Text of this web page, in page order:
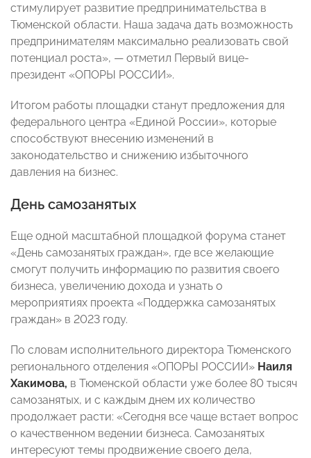
стимулирует развитие предпринимательства в
Тюменской области. Наша задача дать возможность
предпринимателям максимально реализовать свой
потенциал роста», — отметил Первый вице-
президент «ОПОРЫ РОССИИ».
Итогом работы площадки станут предложения для
федерального центра «Единой России», которые
способствуют внесению изменений в
законодательство и снижению избыточного
давления на бизнес.
День самозанятых
Еще одной масштабной площадкой форума станет
«День самозанятых граждан», где все желающие
смогут получить информацию по развития своего
бизнеса, увеличению дохода и узнать о
мероприятиях проекта «Поддержка самозанятых
граждан» в 2023 году.
По словам исполнительного директора Тюменского
регионального отделения «ОПОРЫ РОССИИ» Наиля
Хакимова, в Тюменской области уже более 80 тысяч
самозанятых, и с каждым днем их количество
продолжает расти: «Сегодня все чаще встает вопрос
о качественном ведении бизнеса. Самозанятых
интересуют темы продвижение своего дела,